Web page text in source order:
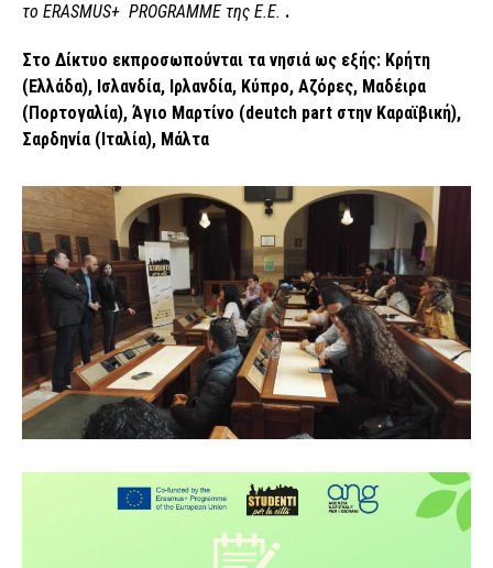
το ERASMUS+ PROGRAMMEτης Ε.Ε. .
Στο Δίκτυο εκπροσωπούνται τα νησιά ως εξής: Κρήτη
(Ελλάδα), Ισλανδία, Ιρλανδία, Κύπρο, Αζόρες, Μαδέιρα
(Πορτογαλία), Άγιο Μαρτίνο (deutch part στην Καραϊβική),
Σαρδηνία (Ιταλία), Μάλτα